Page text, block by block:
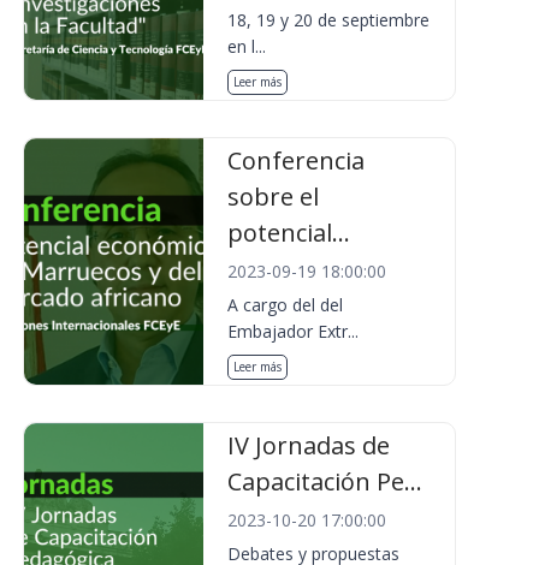
18, 19 y 20 de septiembre
en l...
Leer más
Conferencia
sobre el
potencial...
2023-09-19 18:00:00
A cargo del del
Embajador Extr...
Leer más
IV Jornadas de
Capacitación Pe...
2023-10-20 17:00:00
Debates y propuestas